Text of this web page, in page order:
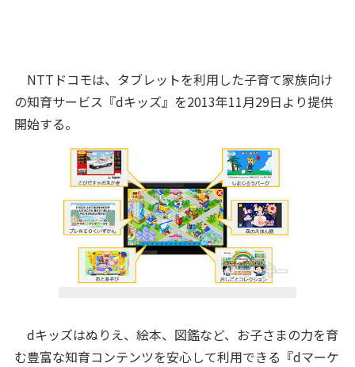
NTTドコモは、タブレットを利用した子育て家族向け
の知育サービス『dキッズ』を2013年11月29日より提供
開始する。
dキッズはぬりえ、絵本、図鑑など、お子さまの力を育
む豊富な知育コンテンツを安心して利用できる『dマーケ